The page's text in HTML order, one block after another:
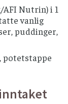
Nutrin) i 1
vanlig
puddinger,
potetstappe